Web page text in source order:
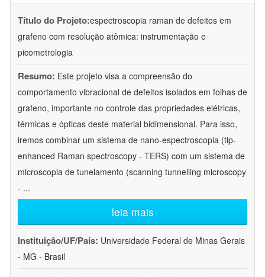
Título do Projeto:espectroscopia raman de defeitos em
grafeno com resolução atômica: instrumentação e
picometrologia
Resumo: Este projeto visa a compreensão do
comportamento vibracional de defeitos isolados em folhas de
grafeno, importante no controle das propriedades elétricas,
térmicas e ópticas deste material bidimensional. Para isso,
iremos combinar um sistema de nano-espectroscopia (tip-
enhanced Raman spectroscopy - TERS) com um sistema de
microscopia de tunelamento (scanning tunnelling microscopy
- ...
leia mais
Instituição/UF/País: Universidade Federal de Minas Gerais
- MG - Brasil